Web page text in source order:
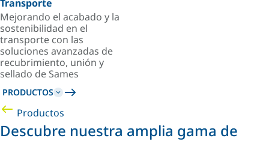
Transporte
Mejorando el acabado y la
sostenibilidad en el
transporte con las
soluciones avanzadas de
recubrimiento, unión y
sellado de Sames
PRODUCTOS
Productos
Descubre nuestra amplia gama de